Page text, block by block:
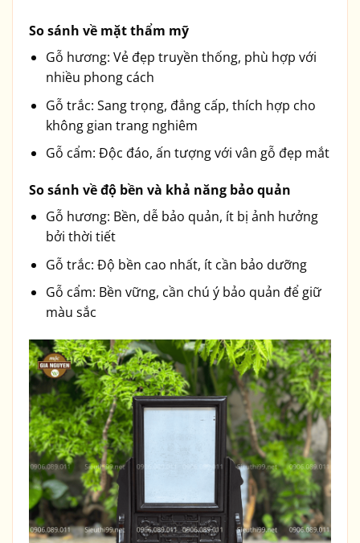
So sánh về mặt thẩm mỹ
Gỗ hương: Vẻ đẹp truyền thống, phù hợp với
nhiều phong cách
Gỗ trắc: Sang trọng, đẳng cấp, thích hợp cho
không gian trang nghiêm
Gỗ cẩm: Độc đáo, ấn tượng với vân gỗ đẹp mắt
So sánh về độ bền và khả năng bảo quản
Gỗ hương: Bền, dễ bảo quản, ít bị ảnh hưởng
bởi thời tiết
Gỗ trắc: Độ bền cao nhất, ít cần bảo dưỡng
Gỗ cẩm: Bền vững, cần chú ý bảo quản để giữ
màu sắc